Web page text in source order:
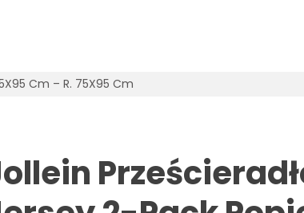
Cm – R. 75X95 Cm